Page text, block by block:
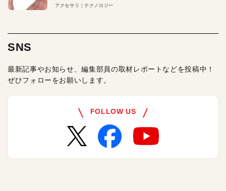
アクセサリ テクノロジー
SNS
最新記事やお知らせ、編集部員の取材レポートなどを投稿中！
ぜひフォローをお願いします。
FOLLOW US